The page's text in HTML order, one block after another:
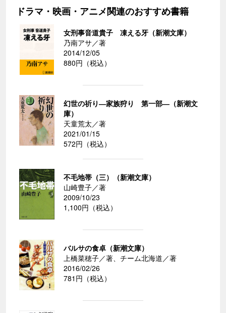
ドラマ・映画・アニメ関連のおすすめ書籍
女刑事音道貴子 凍える牙（新潮文庫）
乃南アサ／著
2014/12/05
880円（税込）
幻世の祈り―家族狩り 第一部―（新潮文
庫）
天童荒太／著
2021/01/15
572円（税込）
不毛地帯（三）（新潮文庫）
山崎豊子／著
2009/10/23
1,100円（税込）
バルサの食卓（新潮文庫）
上橋菜穂子／著、チーム北海道／著
2016/02/26
781円（税込）